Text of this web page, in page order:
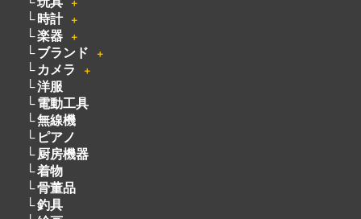
＋
時計 ＋
楽器 ＋
ブランド ＋
カメラ ＋
洋服
電動工具
無線機
ピアノ
厨房機器
着物
骨董品
釣具